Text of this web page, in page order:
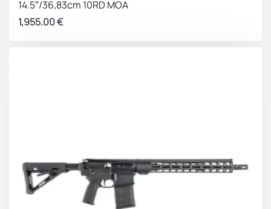
14.5″/36,83cm 10RD MOA
1,955.00€